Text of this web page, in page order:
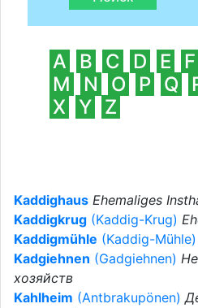
А B C D E F
M
N O P Q
X Y Z
Kaddighaus Ehemaliges
Kaddigkrug (Kaddig-Krug)
Kaddigmühle (Kaddig-Mühle)
Kadgiehnen (Gadgiehnen)
хозяйств
Kahlheim (Antbrakupönen)